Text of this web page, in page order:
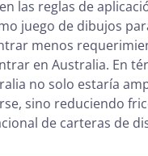
las reglas de
juego de dibujos
menos
en Australia. En
no solo estaría
sino reduciendo
de carteras de